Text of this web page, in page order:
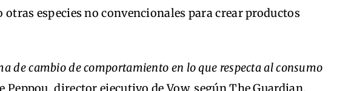
otras especies no convencionales para crear productos
de cambio de comportamiento en lo que respecta al consumo